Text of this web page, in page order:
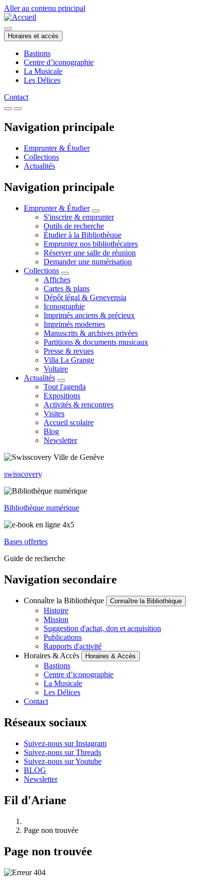
Aller au contenu principal
Horaires et accès
Bastions
Centre d’iconographie
La Musicale
Les Délices
Contact
Navigation principale
Emprunter & Étudier
Collections
Actualités
Navigation principale
Emprunter & Étudier
S'inscrire & emprunter
Outils de recherche
Étudier à la Bibliothèque
Empruntez nos bibliothécaires
Réserver une salle de réunion
Demander une numérisation
Collections
Affiches
Cartes & plans
Dépôt légal & Genevensia
Iconographie
Imprimés anciens & précieux
Imprimés modernes
Manuscrits & archives privées
Partitions & documents musicaux
Presse & revues
Villa La Grange
Voltaire
Actualités
Tout l'agenda
Expositions
Activités & rencontres
Visites
Accueil scolaire
Blog
Newsletter
swisscovery
Bibliothèque numérique
Bases offertes
Guide de recherche
Navigation secondaire
Connaître la Bibliothèque Connaître la Bibliothèque
Histoire
Mission
Suggestion d'achat, don et acquisition
Publications
Rapports d'activité
Horaires & Accès
Horaires & Accès
Bastions
Centre d’iconographie
La Musicale
Les Délices
Contact
Réseaux sociaux
Suivez-nous sur Instagram
Suivez-nous sur Threads
Suivez-nous sur Youtube
BLOG
Newsletter
Fil d'Ariane
Page non trouvée
Page non trouvée